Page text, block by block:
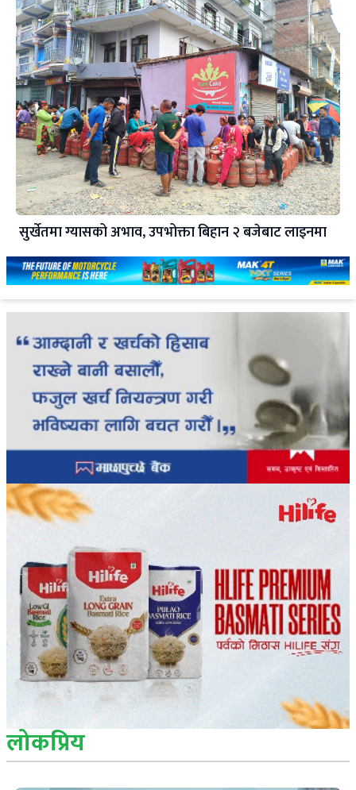
सुर्खेतमा ग्यासको अभाव, उपभोक्ता बिहान २ बजेबाट लाइनमा
लोकप्रिय